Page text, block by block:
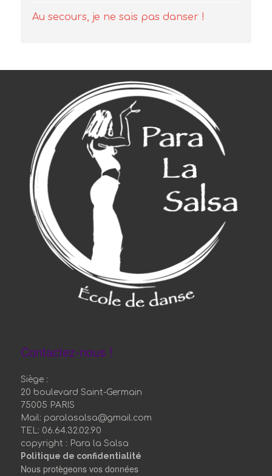
Au secours, je ne sais pas danser !
Contactez-nous !
Siège :
20 boulevard Saint-Germain
75005 PARIS
Mail: paralasalsa@gmail.com
TEL: 06.64.32.02.90
copyright : Para la Salsa
Politique de confidentialité
Nous protègeons vos données